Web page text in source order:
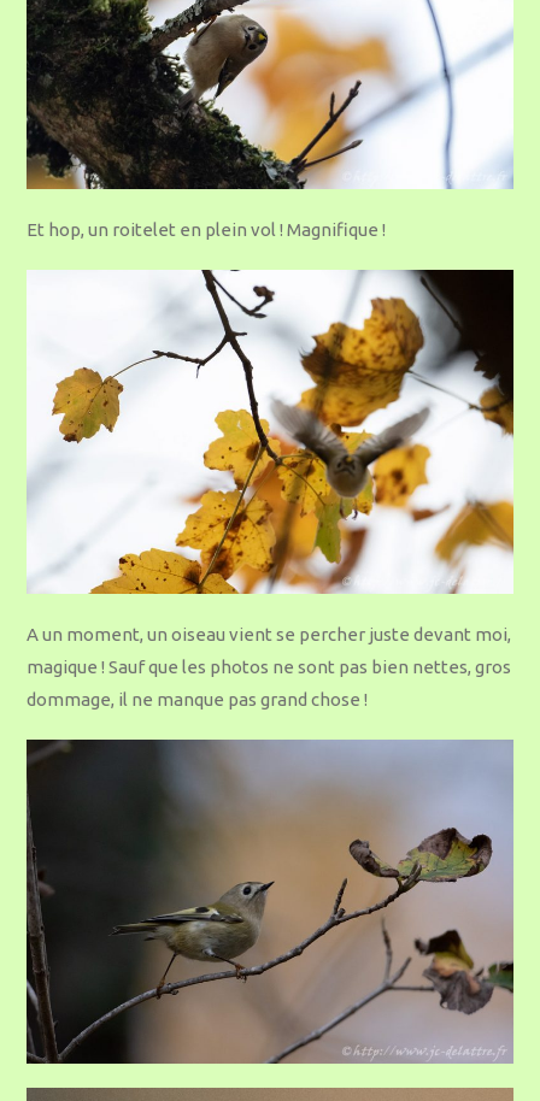
Et hop, un roitelet en plein vol ! Magnifique !
A un moment, un oiseau vient se percher juste devant moi,
magique ! Sauf que les photos ne sont pas bien nettes, gros
dommage, il ne manque pas grand chose !